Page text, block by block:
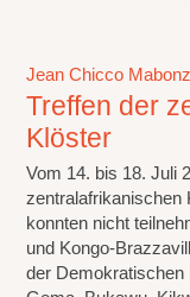
Jean Chicco
Treffen der
Klöster
Vom 14. bis 18. Juli
zentralafrikanischen
konnten nicht
und Kongo-
der Demokratischen